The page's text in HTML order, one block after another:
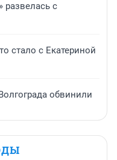
развелась с
стало с Екатериной
обвинили